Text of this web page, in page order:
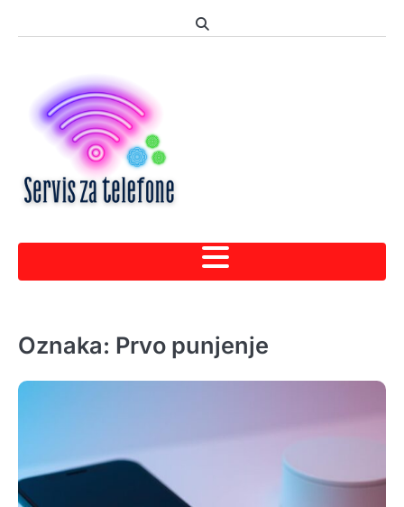
Oznaka: Prvo punjenje